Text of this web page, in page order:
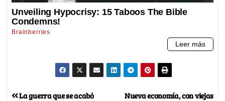
Nueva economía, con viejas
La guerra que se acabó